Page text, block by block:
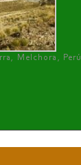
Melchora, Perú